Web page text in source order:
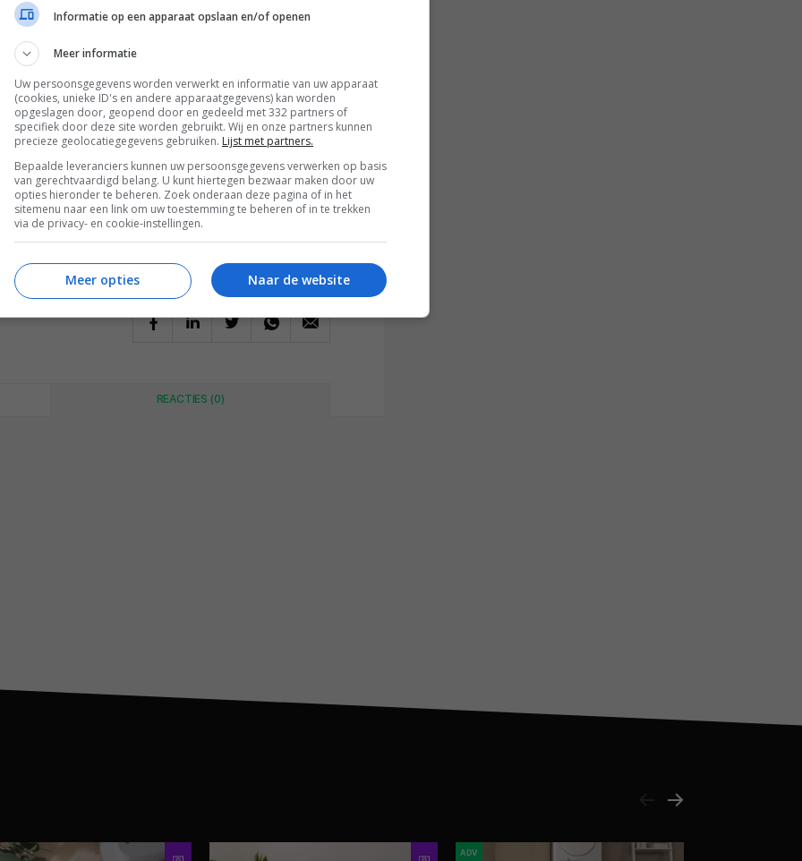
Over-The-Air-updates tot de officiële release,
laatste verbeteringen en fixes.
N?
en beschikt over diverse nieuwigheden en
nieuwe split-screenmodus waarmee je apps naast
er de mogelijkheid om direct vanuit het
Een overzicht van alle verbeteringen en
artikel.
REACTIES (0)
ADV
Informatie op een apparaat opslaan en/of openen
Meer informatie
Uw persoonsgegevens worden verwerkt en informatie van uw apparaat
(cookies, unieke ID's en andere apparaatgegevens) kan worden
opgeslagen door, geopend door en gedeeld met 332 partners of
specifiek door deze site worden gebruikt. Wij en onze partners kunnen
precieze geolocatiegegevens gebruiken. Lijst met partners.
Bepaalde leveranciers kunnen uw persoonsgegevens verwerken op basis
van gerechtvaardigd belang. U kunt hiertegen bezwaar maken door uw
opties hieronder te beheren. Zoek onderaan deze pagina of in het
sitemenu naar een link om uw toestemming te beheren of in te trekken
via de privacy- en cookie-instellingen.
Naar de website
Meer opties